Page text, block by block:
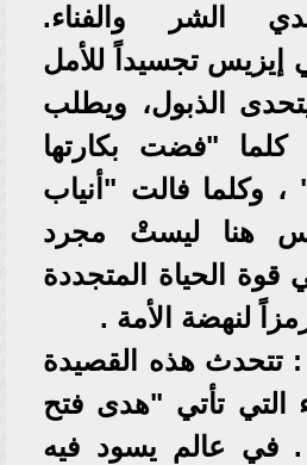
الشر والفناء.
إيزيس تجسيداً للأمل
الذبول، ويطلب
كلما "فضت بكارتها
، وكلما فالت "أنياب
هنا ليستْ مجرد
الحياة المتجددة
لنهضة الأمة .
هذه القصيدة
التي تأتي "هدى فتح
في عالم يسود فيه